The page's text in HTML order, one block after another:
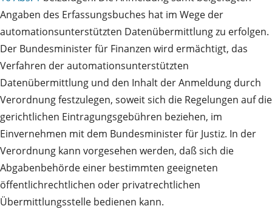
Angaben des Erfassungsbuches hat im Wege der
automationsunterstützten Datenübermittlung zu erfolgen.
Der Bundesminister für Finanzen wird ermächtigt, das
Verfahren der automationsunterstützten
Datenübermittlung und den Inhalt der Anmeldung durch
Verordnung festzulegen, soweit sich die Regelungen auf die
gerichtlichen Eintragungsgebühren beziehen, im
Einvernehmen mit dem Bundesminister für Justiz. In der
Verordnung kann vorgesehen werden, daß sich die
Abgabenbehörde einer bestimmten geeigneten
öffentlichrechtlichen oder privatrechtlichen
Übermittlungsstelle bedienen kann.